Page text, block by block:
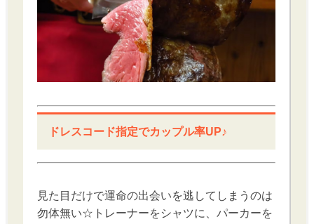
ドレスコード指定でカップル率UP♪
見た目だけで運命の出会いを逃してしまうのは
勿体無い☆トレーナーをシャツに、パーカーを